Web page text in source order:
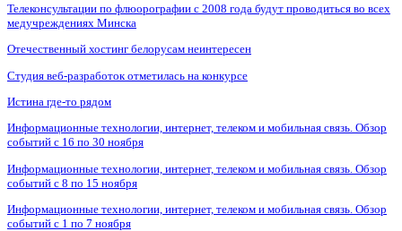
Телеконсультации по флюорографии с 2008 года будут проводиться во всех
медучреждениях Минска
Отечественный хостинг белорусам неинтересен
Студия веб-разработок отметилась на конкурсе
Истина где-то рядом
Информационные технологии, интернет, телеком и мобильная связь. Обзор
событий с 16 по 30 ноября
Информационные технологии, интернет, телеком и мобильная связь. Обзор
событий с 8 по 15 ноября
Информационные технологии, интернет, телеком и мобильная связь. Обзор
событий с 1 по 7 ноября